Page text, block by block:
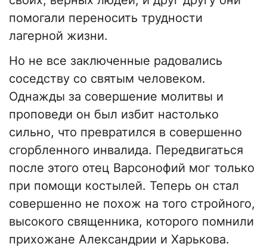
помогали переносить трудности
лагерной жизни.
Но не все заключенные радовались
соседству со святым человеком.
Однажды за совершение молитвы и
проповеди он был избит настолько
сильно, что превратился в совершенно
сгорбленного инвалида. Передвигаться
после этого отец Варсонофий мог только
при помощи костылей. Теперь он стал
совершенно не похож на того стройного,
высокого священника, которого помнили
прихожане Александрии и Харькова.